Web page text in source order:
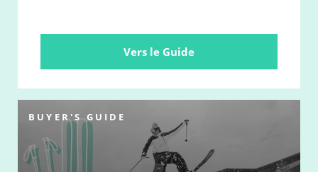
Vers le Guide
BUYER'S GUIDE